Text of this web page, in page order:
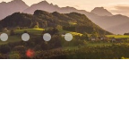
Header08
Header09
Header10